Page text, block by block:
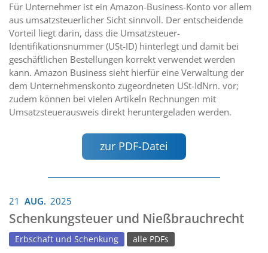
Für Unternehmer ist ein Amazon-Business-Konto vor allem
aus umsatzsteuerlicher Sicht sinnvoll. Der entscheidende
Vorteil liegt darin, dass die Umsatzsteuer-
Identifikationsnummer (USt-ID) hinterlegt und damit bei
geschäftlichen Bestellungen korrekt verwendet werden
kann. Amazon Business sieht hierfür eine Verwaltung der
dem Unternehmenskonto zugeordneten USt-IdNrn. vor;
zudem können bei vielen Artikeln Rechnungen mit
Umsatzsteuerausweis direkt heruntergeladen werden.
zur PDF-Datei
21 AUG. 2025
Schenkungsteuer und Nießbrauchrecht
Erbschaft und Schenkung alle PDFs